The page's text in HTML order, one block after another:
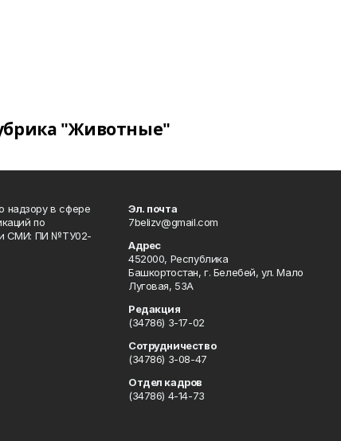
"Животные"
надзору в сфере
по
СМИ: ПИ №ТУ02-
Эл. почта
7belizv@gmail.com
Адрес
452000, Республика
Башкортостан, г. Белебей, ул. Мало
Луговая, 53А
Редакция
(34786) 3-17-02
Сотрудничество
(34786) 3-08-47
Отдел кадров
(34786) 4-14-73